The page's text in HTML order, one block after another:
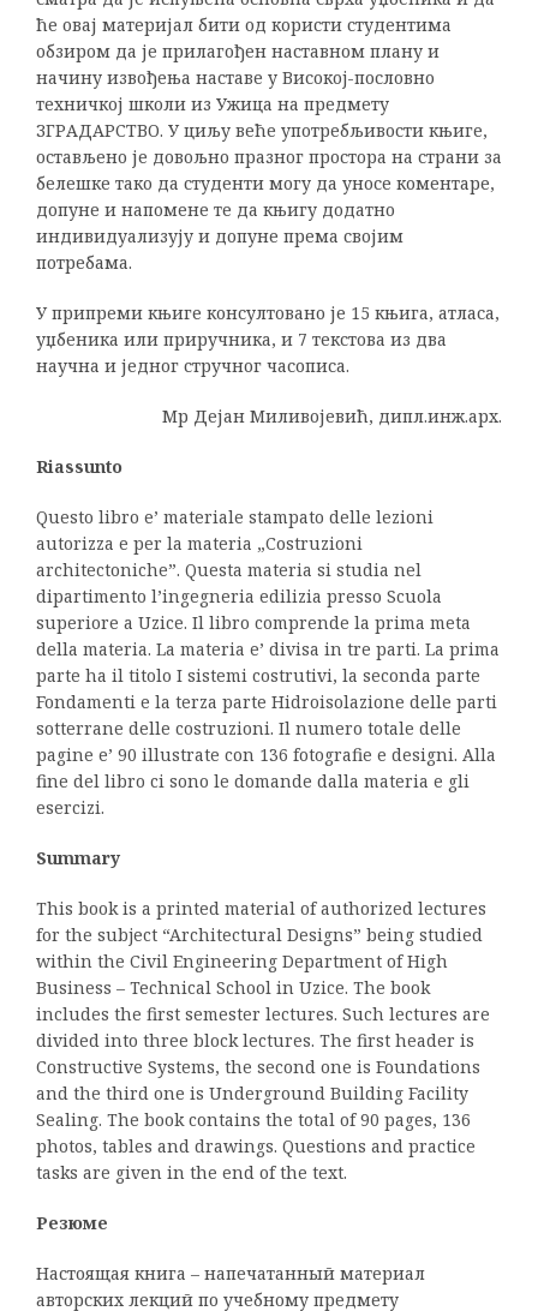
ће овај материјал бити од користи студентима
обзиром да је прилагођен наставном плану и
начину извођења наставе у Високоj-пословно
техничкој школи из Ужица на предмету
ЗГРАДАРСТВО. У циљу веће употребљивости књиге,
остављено је довољно празног простора на страни за
белешке тако да студенти могу да уносе коментаре,
допуне и напомене те да књигу додатно
индивидуализују и допуне према својим
потребама.
У припреми књиге консултовано је 15 књига, атласа,
уџбеника или приручника, и 7 текстова из два
научна и једног стручног часописа.
Мр Дејан Миливојевић, дипл.инж.арх.
Riassunto
Questo libro e’ materiale stampato delle lezioni
autorizza e per la materia „Costruzioni
architectoniche”. Questa materia si studia nel
dipartimento l’ingegneria edilizia presso Scuola
superiore a Uzice. Il libro comprende la prima meta
della materia. La materia e’ divisa in tre parti. La prima
parte ha il titolo I sistemi costrutivi, la seconda parte
Fondamenti e la terza parte Hidroisolazione delle parti
sotterrane delle costruzioni. Il numero totale delle
pagine e’ 90 illustrate con 136 fotografie e designi. Alla
fine del libro ci sono le domande dalla materia e gli
esercizi.
Summary
This book is a printed material of authorized lectures
for the subject “Architectural Designs” being studied
within the Civil Engineering Department of High
Business – Technical School in Uzice. The book
includes the first semester lectures. Such lectures are
divided into three block lectures. The first header is
Constructive Systems, the second one is Foundations
and the third one is Underground Building Facility
Sealing. The book contains the total of 90 pages, 136
photos, tables and drawings. Questions and practice
tasks are given in the end of the text.
Резюме
Настоящая книга – напечатанный материал
авторских лекций по учебному предмету